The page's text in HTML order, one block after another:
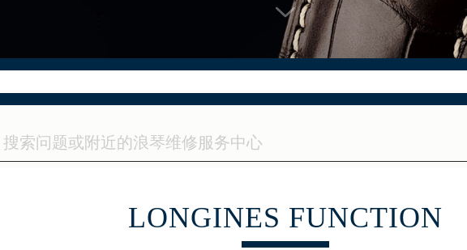
LONGINES FUNCTION